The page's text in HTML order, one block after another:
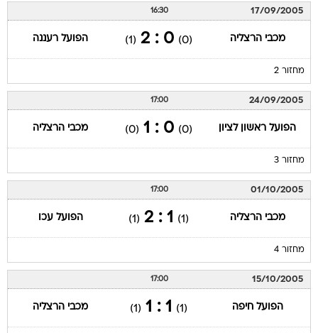
17/09/2005
16:30
מכבי הרצליה (0)
0 : 2
(1) הפועל רעננה
מחזור 2
24/09/2005
17:00
הפועל ראשון לציון (0)
0 : 1
(0) מכבי הרצליה
מחזור 3
01/10/2005
17:00
מכבי הרצליה (1)
1 : 2
(1) הפועל עכו
מחזור 4
15/10/2005
17:00
הפועל חיפה (1)
1 : 1
(1) מכבי הרצליה